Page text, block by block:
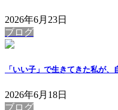
2026年6月23日
ブログ
「いい子」で生きてきた私が
2026年6月18日
ブログ